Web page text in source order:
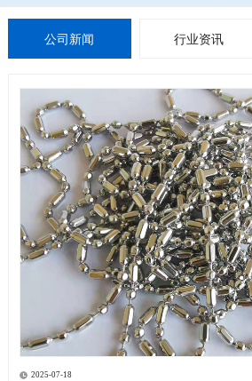
公司新闻 行业资讯
2025-07-18